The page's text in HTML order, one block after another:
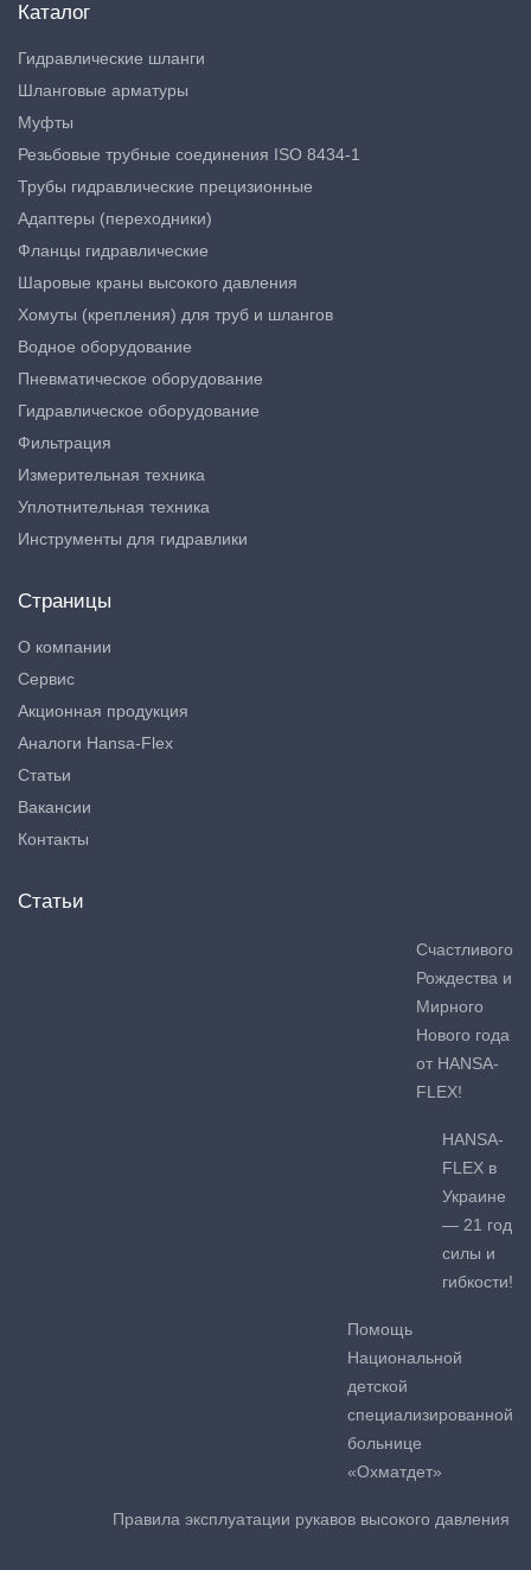
Каталог
Гидравлические шланги
Шланговые арматуры
Муфты
Резьбовые трубные соединения ISO 8434-1
Трубы гидравлические прецизионные
Адаптеры (переходники)
Фланцы гидравлические
Шаровые краны высокого давления
Хомуты (крепления) для труб и шлангов
Водное оборудование
Пневматическое оборудование
Гидравлическое оборудование
Фильтрация
Измерительная техника
Уплотнительная техника
Инструменты для гидравлики
Страницы
О компании
Сервис
Акционная продукция
Аналоги Hansa-Flex
Статьи
Вакансии
Контакты
Статьи
Счастливого
Рождества и
Мирного
Нового года
от HANSA-
FLEX!
HANSA-
FLEX в
Украине
— 21 год
силы и
гибкости!
Помощь
Национальной
детской
специализированной
больнице
«Охматдет»
Правила эксплуатации рукавов высокого давления